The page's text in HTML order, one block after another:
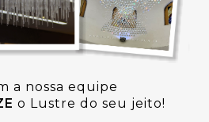
a nossa equipe
o Lustre do seu jeito!